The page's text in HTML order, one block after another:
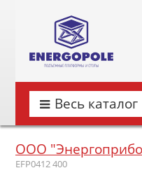
Весь каталог
ООО
EFP0412 400